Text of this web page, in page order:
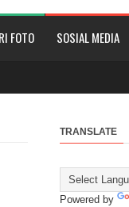
FOTO SOSIAL MEDIA
TRANSLATE
Powered by